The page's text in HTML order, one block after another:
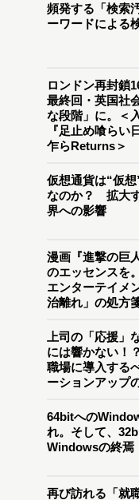
頻発する「検索
ーワードによる
ロンドン再封鎖
最終回・英国社
な段階」に。＜
『足止め喰らい
乍らReturns＞
仮想通貨は“仮
なのか？ 拡大
界への影響
漫画『進撃の巨
のエッセンスを
エンターテイメ
治離れ」の処方
上司の「応援」
には響かない！
職場に導入する
ーションアップ
64bitへの
れ。そして、
Windowsの終焉
再び訪れる「就